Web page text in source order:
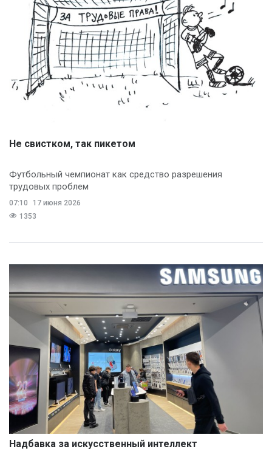
Не свистком, так пикетом
Футбольный чемпионат как средство разрешения
трудовых проблем
07:10
17 июня 2026
1353
Надбавка за искусственный интеллект